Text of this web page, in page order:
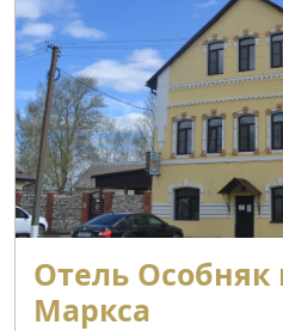
Отель Особняк
Маркса